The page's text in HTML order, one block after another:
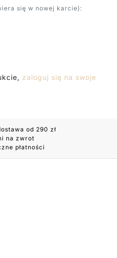
się w nowej karcie):
zaloguj się na swoje
od 290 zł
na zwrot
płatności